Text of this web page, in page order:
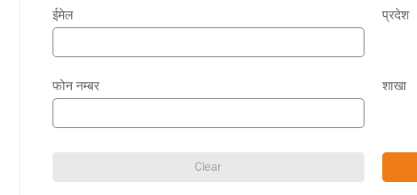
ईमेल प्रदेश
फोन नम्बर शाखा